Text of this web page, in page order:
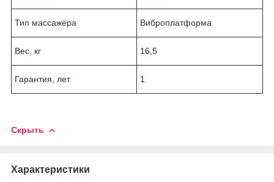
Тип массажёра Виброплатформа
Вес, кг 16,5
Гарантия, лет 1
Скрыть
Характеристики